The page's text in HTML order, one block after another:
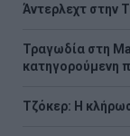
Άντερλεχτ στην
Τραγωδία στη
κατηγορούμενη
Τζόκερ: Η